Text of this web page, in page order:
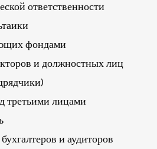
ответственности
фондами
и должностных лиц
третьими лицами
и аудиторов